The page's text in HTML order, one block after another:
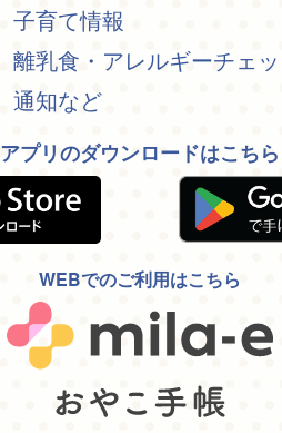
子育て情報
離乳食・アレルギーチェ
通知など
アプリのダウンロードはこちら
WEBでのご利用はこちら